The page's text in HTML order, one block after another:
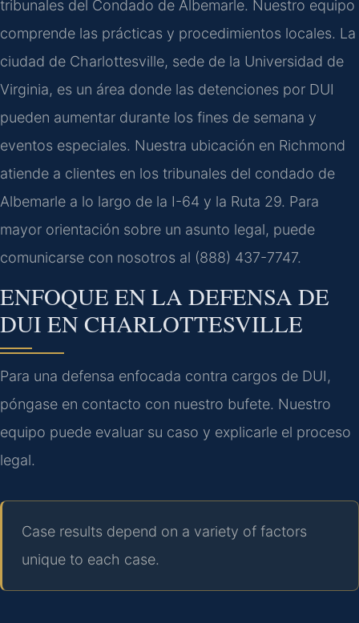
tribunales del Condado de Albemarle. Nuestro equipo
comprende las prácticas y procedimientos locales. La
ciudad de Charlottesville, sede de la Universidad de
Virginia, es un área donde las detenciones por DUI
pueden aumentar durante los fines de semana y
eventos especiales. Nuestra ubicación en Richmond
atiende a clientes en los tribunales del condado de
Albemarle a lo largo de la I-64 y la Ruta 29. Para
mayor orientación sobre un asunto legal, puede
comunicarse con nosotros al (888) 437-7747.
ENFOQUE EN LA DEFENSA DE
DUI EN CHARLOTTESVILLE
Para una defensa enfocada contra cargos de DUI,
póngase en contacto con nuestro bufete. Nuestro
equipo puede evaluar su caso y explicarle el proceso
legal.
Case results depend on a variety of factors
unique to each case.